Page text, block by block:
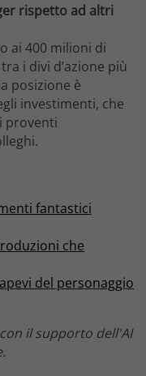
rispetto ad altri
ai 400 milioni di
i divi d’azione più
posizione è
investimenti, che
proventi
fantastici
che
del personaggio
il supporto dell'AI